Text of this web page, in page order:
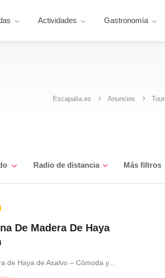
Actividades Gastronomía
Escapalia.es Anuncios
Más filtros
Radio de distancia
De Madera De Haya
de Haya de Asalvo – Cómoda y...